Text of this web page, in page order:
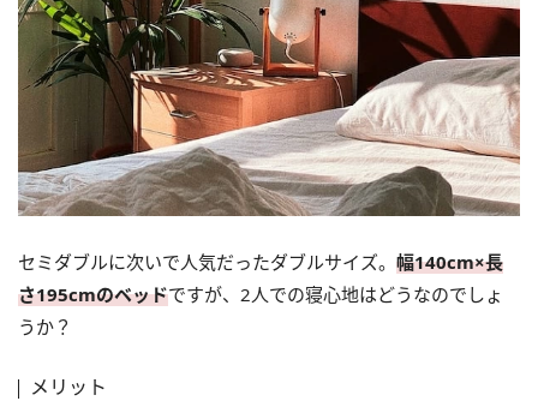
セミダブルに次いで人気だったダブルサイズ。 幅140cm×長
さ195cmのベッドですが、2人での寝心地はどうなのでしょ
うか？
メリット